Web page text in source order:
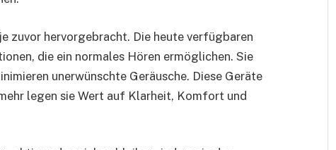
zuvor hervorgebracht. Die heute verfügbaren
die ein normales Hören ermöglichen. Sie
unerwünschte Geräusche. Diese Geräte
legen sie Wert auf Klarheit, Komfort und